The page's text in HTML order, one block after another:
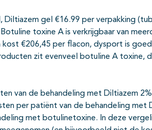
gel €16.99 per verpakking
toxine A is verkrijgbaar van
€206,45 per flacon, dysport is
zit evenveel botuline A toxine,
van de behandeling met Diltiazem
per patiënt van de behandeling met
met botulinetoxine. In deze